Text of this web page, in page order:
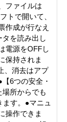
ファイルは
トで開いて、
作成が行なえ
タを読み出し
電源をOFFし
保持されま
、消去はアプ
6つの安全・
所からでも
す。●マニュ
操作できま